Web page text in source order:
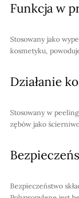
Funkcja w
Stosowany jako
kosmetyku,
Działanie
Stosowany w
zębów jako
Bezpieczeństwo